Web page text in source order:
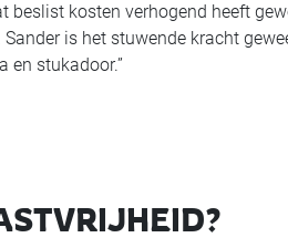
beslist kosten verhogend heeft
is het stuwende kracht
en stukadoor.”